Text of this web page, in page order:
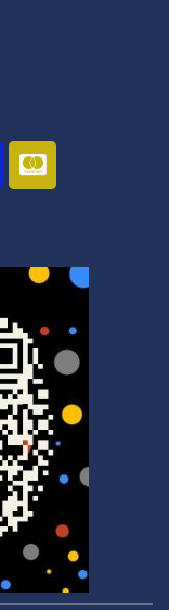
C
c
-
s
t
e
r
c
a
r
d